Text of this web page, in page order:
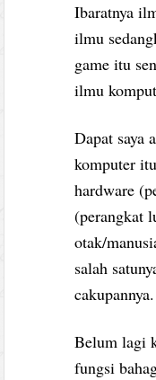
Ibaratnya
ilmu
game itu
ilmu
Dapat saya
komputer
hardware
(perangkat
otak/
salah
cakupannya.
Belum lagi
fungsi